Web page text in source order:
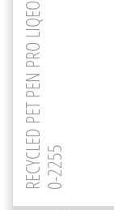
RECYCLED PET PEN PRO LIQEO0-2255